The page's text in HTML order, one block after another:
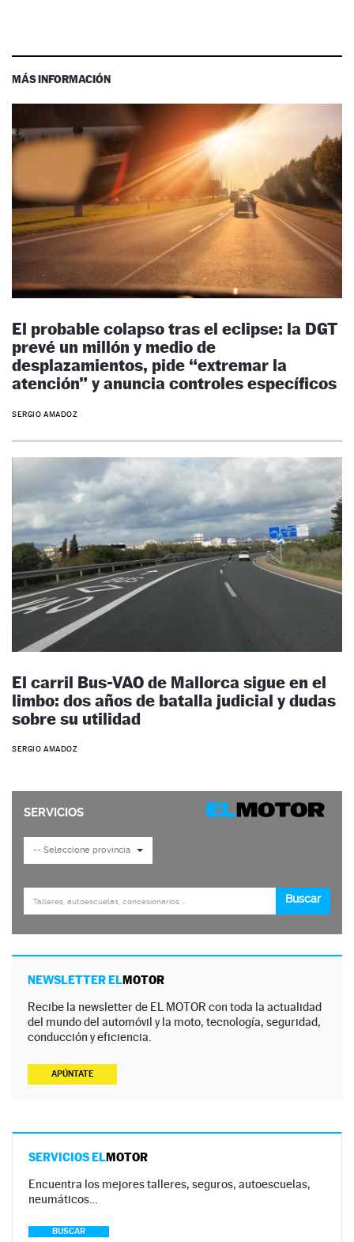
MÁS INFORMACIÓN
El probable colapso tras el eclipse: la DGT
prevé un millón y medio de
desplazamientos, pide “extremar la
atención” y anuncia controles específicos
SERGIO AMADOZ
El carril Bus-VAO de Mallorca sigue en el
limbo: dos años de batalla judicial y dudas
sobre su utilidad
SERGIO AMADOZ
NEWSLETTER ELMOTOR
Recibe la newsletter de EL MOTOR con toda la actualidad
del mundo del automóvil y la moto, tecnología, seguridad,
conducción y eficiencia.
APÚNTATE
SERVICIOS ELMOTOR
Encuentra los mejores talleres, seguros, autoescuelas,
neumáticos…
BUSCAR